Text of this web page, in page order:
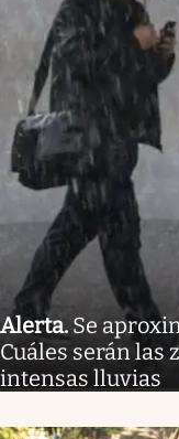
Alerta. Se
Cuáles serán las
intensas lluvias